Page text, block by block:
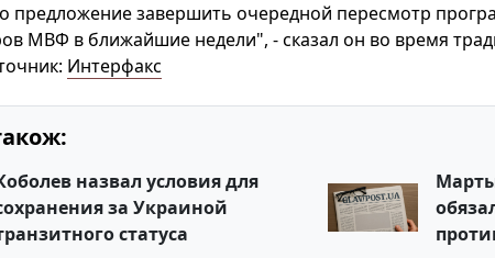
предложение завершить очередной пересмотр
МВФ в ближайшие недели", - сказал он во время
Интерфакс
назвал условия для
за Украиной
статуса